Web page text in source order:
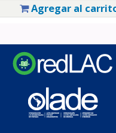
Agregar al